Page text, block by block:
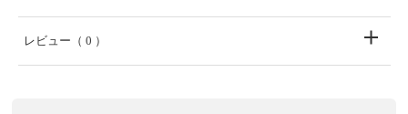
レビュー （ 0 ）